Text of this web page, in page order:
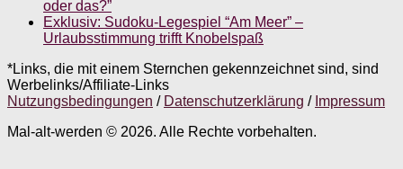
oder das?”
Exklusiv: Sudoku-Legespiel “Am Meer” –
Urlaubsstimmung trifft Knobelspaß
*Links, die mit einem Sternchen gekennzeichnet sind, sind
Werbelinks/Affiliate-Links
Nutzungsbedingungen / Datenschutzerklärung / Impressum
Mal-alt-werden © 2026. Alle Rechte vorbehalten.